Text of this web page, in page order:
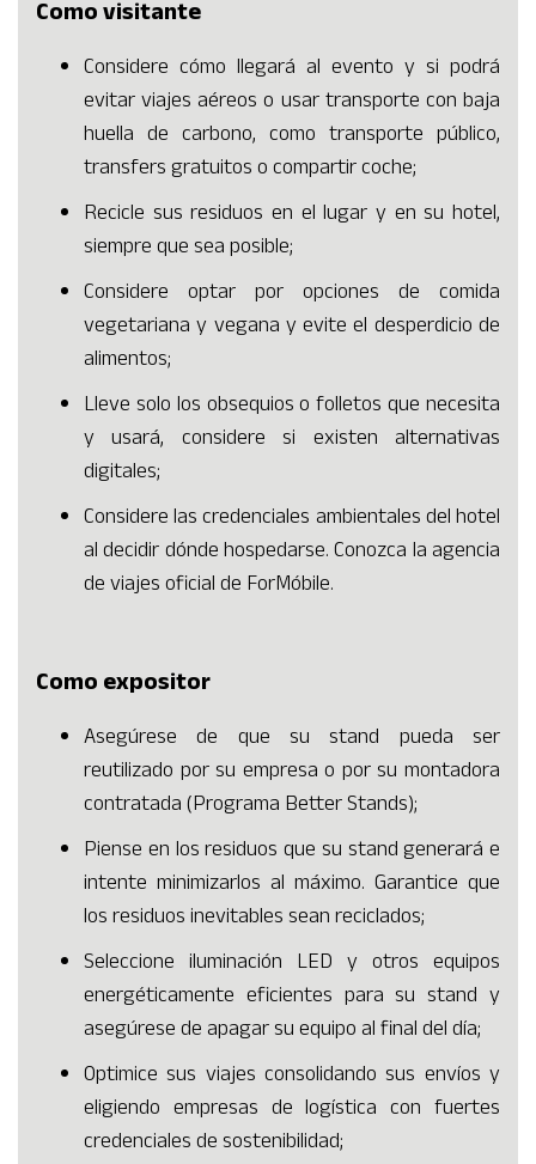
Como visitante
Considere cómo llegará al evento y si podrá
evitar viajes aéreos o usar transporte con baja
huella de carbono, como transporte público,
transfers gratuitos o compartir coche;
Recicle sus residuos en el lugar y en su hotel,
siempre que sea posible;
Considere optar por opciones de comida
vegetariana y vegana y evite el desperdicio de
alimentos;
Lleve solo los obsequios o folletos que necesita
y usará, considere si existen alternativas
digitales;
Considere las credenciales ambientales del hotel
al decidir dónde hospedarse.Conozca la agencia
de viajes oficial de ForMóbile.
Como expositor
Asegúrese de que su stand pueda ser
reutilizado por su empresa o por su montadora
contratada (Programa Better Stands);
Piense en los residuos que su stand generará e
intente minimizarlos al máximo. Garantice que
los residuos inevitables sean reciclados;
Seleccione iluminación LED y otros equipos
energéticamente eficientes para su stand y
asegúrese de apagar su equipo al final del día;
Optimice sus viajes consolidando sus envíos y
eligiendo empresas de logística con fuertes
credenciales de sostenibilidad;